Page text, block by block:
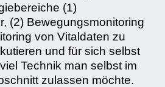
(1)
(2) Bewegungsmonitoring
von Vitaldaten zu
und für sich selbst
Technik man selbst im
zulassen möchte.